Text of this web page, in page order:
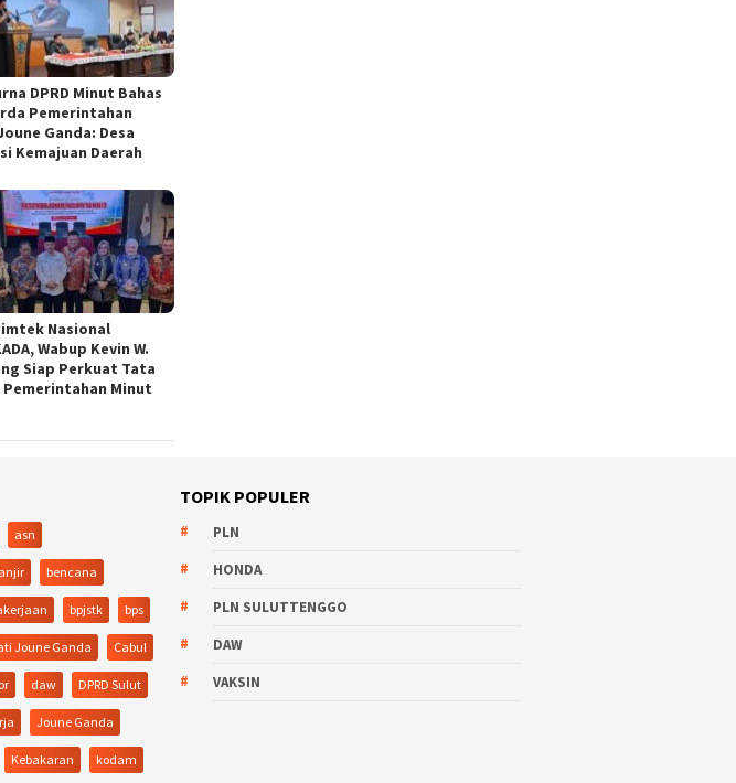
DPRD Minut Bahas
Pemerintahan
Ganda: Desa
Kemajuan Daerah
Nasional
Wabup Kevin W.
Siap Perkuat Tata
Pemerintahan Minut
asn
bencana
bpjstk bps
Joune Ganda Cabul
daw DPRD Sulut
Joune Ganda
Kebakaran kodam
TOPIK POPULER
PLN
HONDA
PLN SULUTTENGGO
DAW
VAKSIN